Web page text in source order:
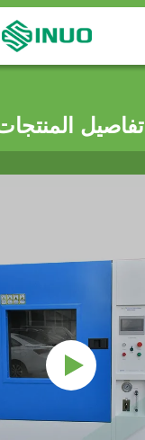
تفاصيل المنتجات